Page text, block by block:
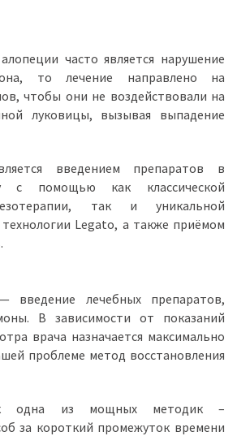
часто является нарушение
то лечение направлено на
чтобы они не воздействовали на
луковицы, вызывая выпадение
введением препаратов в
с помощью как классической
так и уникальной
Legato, а также приёмом
введение лечебных препаратов,
В зависимости от показаний
врача назначается максимально
проблеме метод восстановления
одна из мощных методик –
за короткий промежуток времени